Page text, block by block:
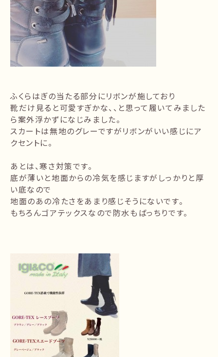
ふくらはぎの当たる部分にリボンが施しており
靴だけ見ると可愛すぎかな、、と思って履いてみました
ら案外浮かずになじみました。
スカートは無地のグレーですがリボンがいい感じにア
クセントに。
あとは、寒さ対策です。
底が薄いと地面からの冷気を感じますがしっかりと厚
い底なので
地面のあの冷たさをあまり感じそうにないです。
もちろんゴアテックスなので防水もばっちりです。